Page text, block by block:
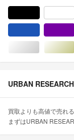
シルバー/
URBAN
買取よりも高値で売れ
まずはURBAN